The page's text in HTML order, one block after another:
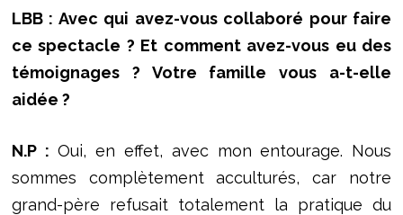
LBB : Avec qui avez-vous collaboré pour faire
ce spectacle ? Et comment avez-vous eu des
témoignages ? Votre famille vous a-t-elle
aidée ?
N.P : Oui, en effet, avec mon entourage. Nous
sommes complètement acculturés, car notre
grand-père refusait totalement la pratique du